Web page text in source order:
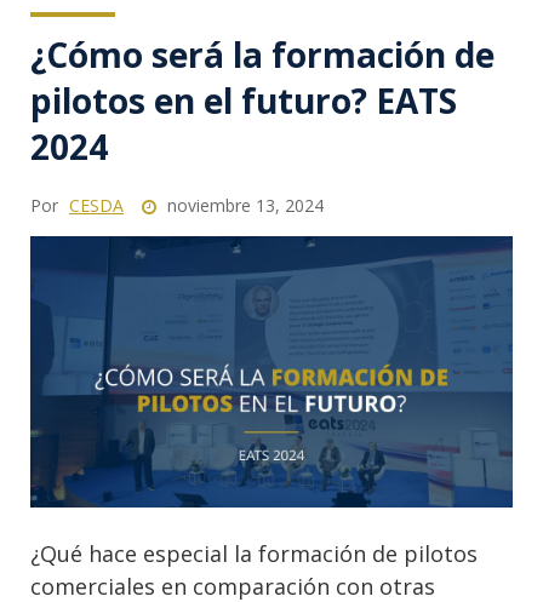
¿Cómo será la formación de
pilotos en el futuro? EATS
2024
Por CESDA noviembre 13, 2024
¿Qué hace especial la formación de pilotos
comerciales en comparación con otras